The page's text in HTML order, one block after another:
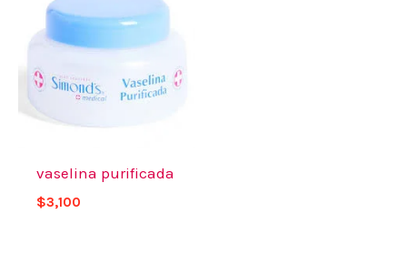
vaselina purificada
$3,100